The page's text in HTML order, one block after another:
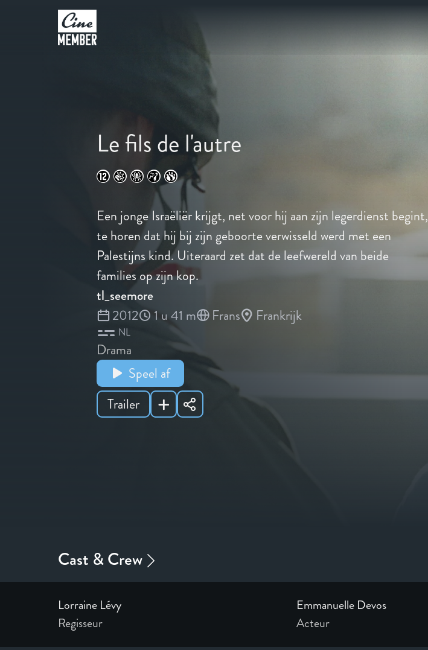
Le fils de l'autre
Een jonge Israëliër krijgt, net voor hij aan zijn legerdienst begint,
te horen dat hij bij zijn geboorte verwisseld werd met een
Palestijns kind. Uiteraard zet dat de leefwereld van beide
families op zijn kop.
tl_seemore
2012
1 u 41 m Frans Frankrijk
NL
Drama
Speel af
Trailer
Lorraine Lévy
Regisseur
Emmanuelle Devos
Acteur